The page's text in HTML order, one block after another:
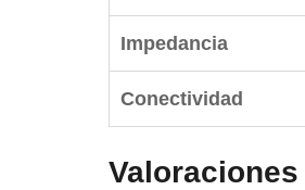
Impedancia
Conectividad
Valoraciones